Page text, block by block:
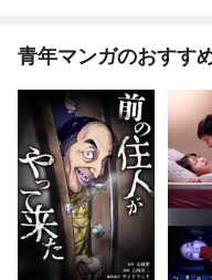
青年マンガのおすす